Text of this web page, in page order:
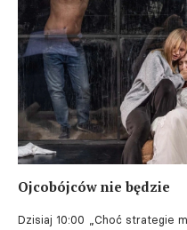
Ojcobójców nie będzie
Dzisiaj 10:00
„Choć strategie